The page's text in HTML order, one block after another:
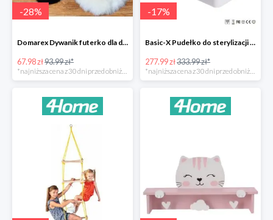
-28%
Domarex Dywanik futerko dla dzieci Pies czarno-biały -28%
67.98 zł93.99 zł*
*najniższa cena z 30 dni przed obniżką
-17%
Basic-X Pudełko do sterylizacji z ozonem -17%
277.99 zł333.99 zł*
*najniższa cena z 30 dni przed obniżką